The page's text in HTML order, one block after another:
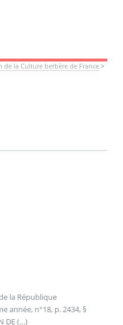
de la Culture berbère de France>
la République
année, n°18, p. 2434, §
DE (…)